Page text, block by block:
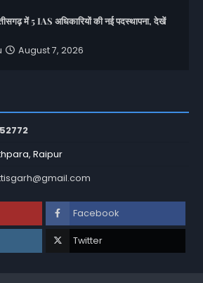
में 5 IAS अधिकारियों की नई पदस्थापना, देखें
August 7, 2026
Raipur
Facebook
Twitter